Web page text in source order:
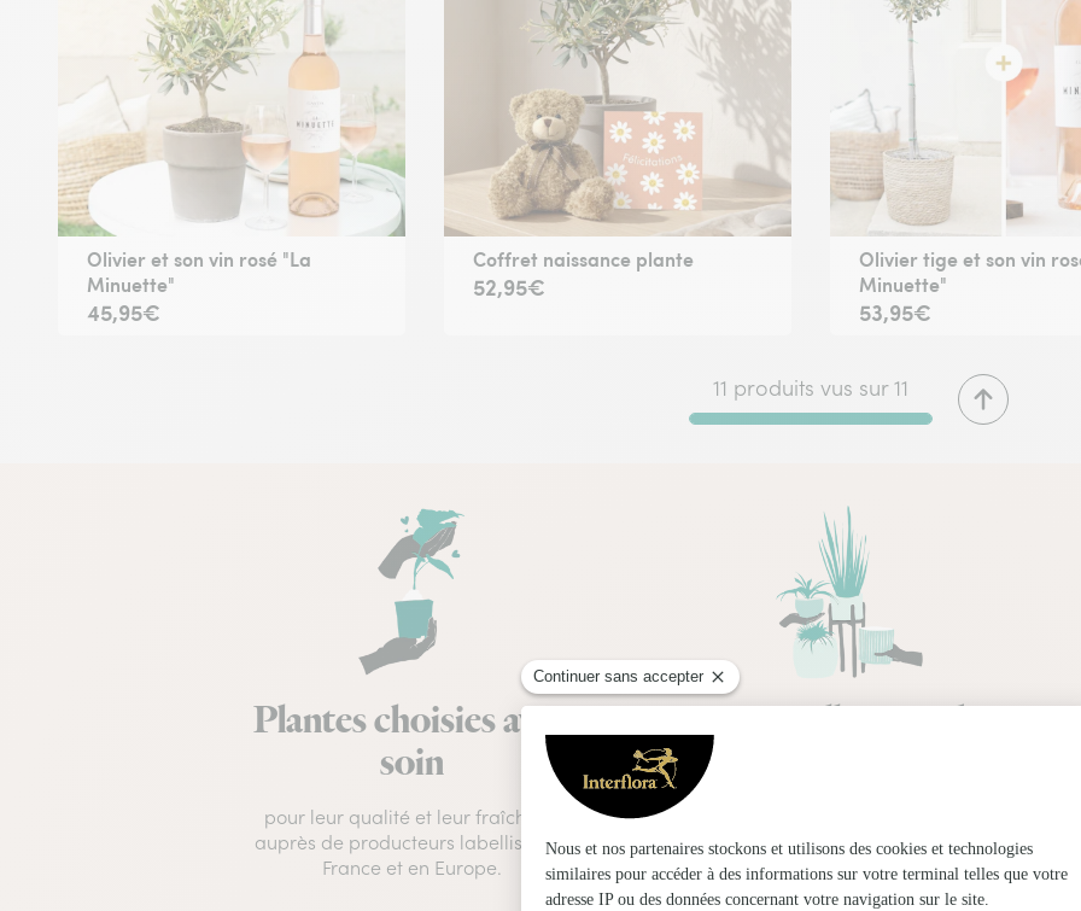
Olivier et son vin rosé "La
Minuette"
45,95€
Coffret naissance plante
52,95€
Olivier tige et son vin
Minuette"
53,95€
11 produits vus sur 11
Plantes choisies avec
soin
pour leur qualité et leur fraîcheur,
auprès de producteurs labellisés en
France et en Europe.
Une collection de
valeur vos nouvelles meilleures amies.